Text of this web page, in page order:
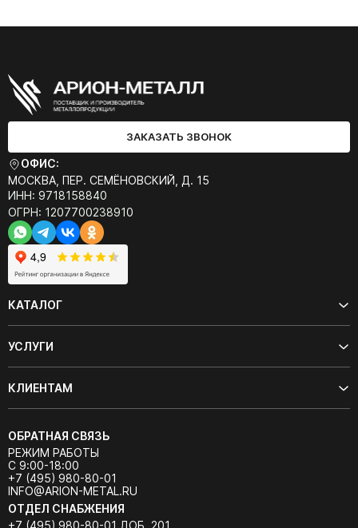
ЗАКАЗАТЬ ЗВОНОК
ОФИС:
МОСКВА, ПЕР. СЕМЁНОВСКИЙ, Д. 15
ИНН: 9718158840
ОГРН: 1207700238910
КАТАЛОГ
УСЛУГИ
КЛИЕНТАМ
ОБРАТНАЯ СВЯЗЬ
РЕЖИМ РАБОТЫ
С 9:00-18:00
+7 (495) 980-80-01
INFO@ARION-METAL.RU
ОТДЕЛ СНАБЖЕНИЯ